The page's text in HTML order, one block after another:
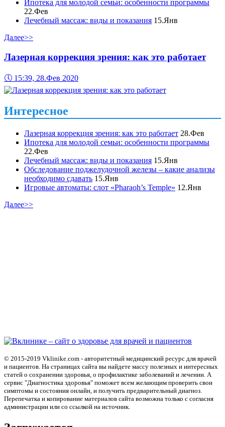
Ипотека для молодой семьи: особенности программы
22.Фев
Лечебный массаж: виды и показания 15.Янв
Далее>>
Лазерная коррекция зрения: как это работает
🕔 15:39, 28.Фев 2020
Интересное
Лазерная коррекция зрения: как это работает 28.Фев
Ипотека для молодой семьи: особенности программы
22.Фев
Лечебный массаж: виды и показания 15.Янв
Обследование поджелудочной железы – какие анализы
необходимо сдавать 15.Янв
Игровые автоматы: слот «Pharaoh’s Temple» 12.Янв
Далее>>
© 2015-2019 Vklinike.com - авторитетный медицинский ресурс для врачей
и пациентов. На страницах сайта вы найдете массу полезных и интересных
статей о сохранении здоровья, о профилактике заболеваний и лечении. А
сервис "Диагностика здоровья" поможет всем желающим проверить свои
симптомы и состояния онлайн, и получить предварительный диагноз.
Перепечатка и копирование материалов сайта возможна только с согласия
администрации или со ссылкой на источник.